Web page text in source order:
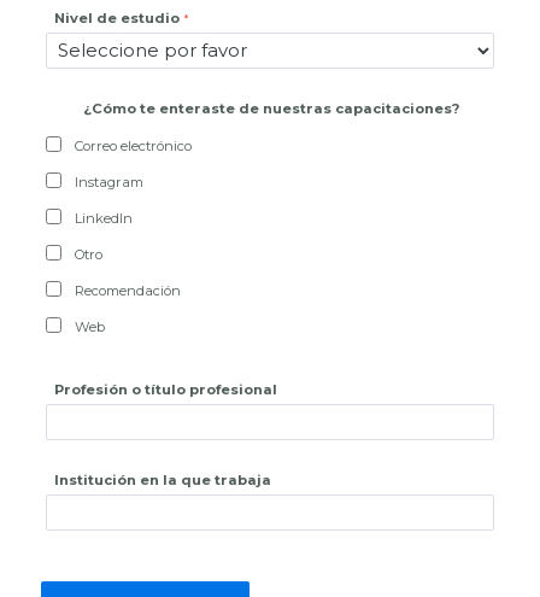
Nivel de estudio
¿Cómo te enteraste de nuestras capacitaciones?
Correo electrónico
Instagram
LinkedIn
Otro
Recomendación
Web
Profesión o título profesional
Institución en la que trabaja